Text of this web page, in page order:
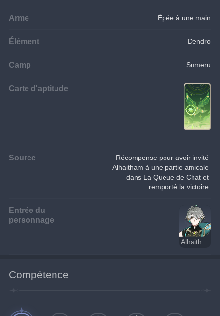
Arme Épée à une main
Élément Dendro
Camp Sumeru
Carte d'aptitude
Source
Récompense pour avoir invité
Alhaitham à une partie amicale
dans La Queue de Chat et
remporté la victoire.
Entrée du
personnage
Compétence